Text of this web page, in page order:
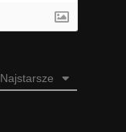
Najstarsze